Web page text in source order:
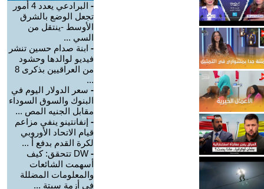
-
البرادعي يعدد 4 أمور
تجعل الوضع بالشرق
الأوسط -ينتقل من
السي ...
- ابنة صدام حسين تنشر
فيديو لوالدها وحشود
من العراقيين بذكرى 8
...
- سعر الدولار اليوم في
البنوك والسوق السوداء
مقابل الجنيه المص ...
- إنفانتينو ينفي مزاعم
قيام الاتحاد الأوروبي
لكرة القدم بدفع أ ...
-
DW تتحقق: كيف
أسهمت الشائعات
والمعلومات المضللة
في أزمة سبتة ...